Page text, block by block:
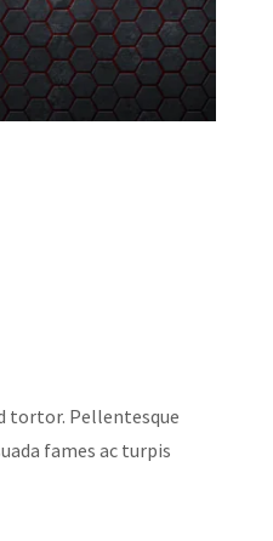
tortor. Pellentesque
fames ac turpis